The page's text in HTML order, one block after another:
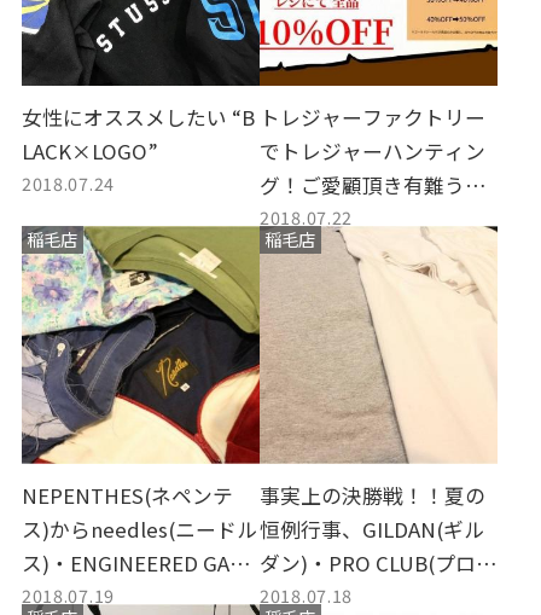
女性にオススメしたい “B
LACK×LOGO”
2018.07.24
トレジャーファクトリー
でトレジャーハンティン
グ！ご愛顧頂き有難うご
ざいます。
2018.07.22
稲毛店
NEPENTHES(ネペンテ
ス)からneedles(ニードル
ス)・ENGINEERED GARM
ENTS(エンジニアドガー
2018.07.19
稲毛店
事実上の決勝戦！！夏の
恒例行事、GILDAN(ギル
ダン)・PRO CLUB(プロク
ラブ)・FROOT OF THE R
2018.07.18